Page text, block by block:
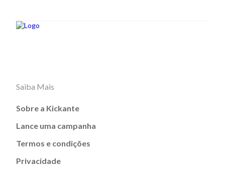
Saiba Mais
Sobre a Kickante
Lance uma campanha
Termos e condições
Privacidade